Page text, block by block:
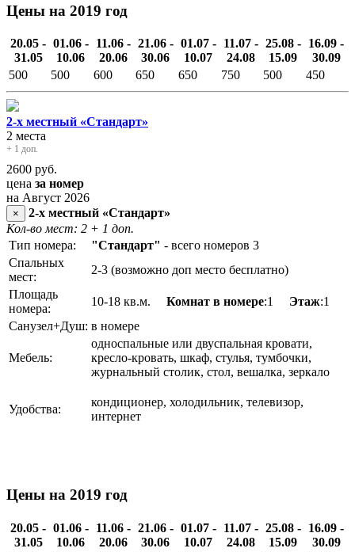
Цены на 2019 год
20.05 -
31.05
01.06 -
10.06
11.06 -
20.06
21.06 -
30.06
01.07 -
10.07
11.07 -
24.08
25.08 -
15.09
16.09 -
30.09
500
500 600 650 650 750 500 450
2-х местный «Стандарт»
2 места
+ 1 доп.
2600 руб.
цена за номер
на Август 2026
×
2-х местный «Стандарт»
Кол-во мест: 2 + 1 доп.
Тип номера:
"Стандарт" - всего номеров 3
Спальных
мест:
2-3 (возможно доп место бесплатно)
Площадь
номера:
10-18 кв.м. Комнат в номере:1 Этаж:1
Санузел+Душ: в номере
Мебель:
односпальные или двуспальная кровати,
кресло-кровать, шкаф, стулья, тумбочки,
журнальный столик, стол, вешалка, зеркало
Удобства:
кондиционер, холодильник, телевизор,
интернет
Цены на 2019 год
20.05 -
31.05
01.06 -
10.06
11.06 -
20.06
21.06 -
30.06
01.07 -
10.07
11.07 -
24.08
25.08 -
15.09
16.09 -
30.09